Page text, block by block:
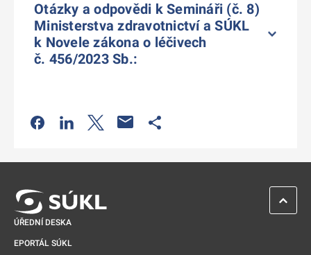
Otázky a odpovědi k Semináři (č. 8)
Ministerstva zdravotnictví a SÚKL
k Novele zákona o léčivech
č. 456/2023 Sb.:
Odkaz se otevře na nové kartě
Odkaz se otevře na nové kartě
Odkaz se otevře na nové kartě
ÚŘEDNÍ DESKA
EPORTÁL SÚKL
ZPĚT